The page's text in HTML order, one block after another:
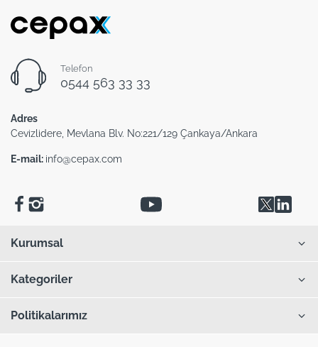
Telefon
0544 563 33 33
Adres
Cevizlidere, Mevlana Blv. No:221/129 Çankaya/Ankara
E-mail: info@cepax.com
Kurumsal
Kategoriler
Politikalarımız